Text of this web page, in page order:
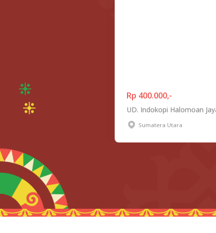
Rp 400.000,-
UD. Indokopi Halomoan
Sumatera Utara